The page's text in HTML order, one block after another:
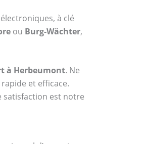
à clé
ou Burg-Wächter,
à Herbeumont. Ne
et efficace.
satisfaction est notre